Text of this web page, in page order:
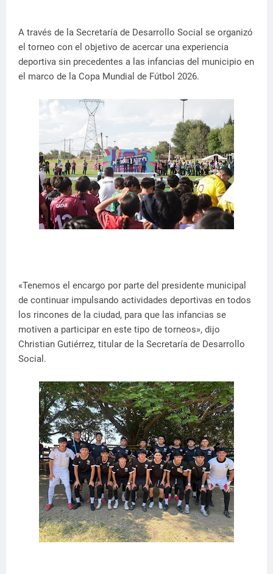
A través de la Secretaría de Desarrollo Social se organizó
el torneo con el objetivo de acercar una experiencia
deportiva sin precedentes a las infancias del municipio en
el marco de la Copa Mundial de Fútbol 2026.
«Tenemos el encargo por parte del presidente municipal
de continuar impulsando actividades deportivas en todos
los rincones de la ciudad, para que las infancias se
motiven a participar en este tipo de torneos», dijo
Christian Gutiérrez, titular de la Secretaría de Desarrollo
Social.